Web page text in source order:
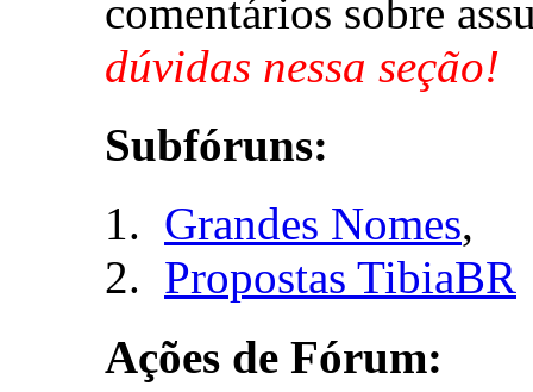
comentários sobre
dúvidas nessa seção!
Subfóruns:
Grandes Nomes,
Propostas TibiaBR
Ações de Fórum: